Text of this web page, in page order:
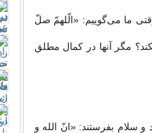
ما می‌گوییم: «الّلهمّ صلّ
مگر آنها در كمال مطلق
سلام بفرستند: «انّ الله و